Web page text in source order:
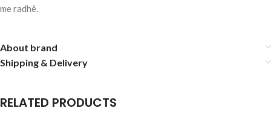
me radhë.
About brand
Shipping & Delivery
RELATED PRODUCTS